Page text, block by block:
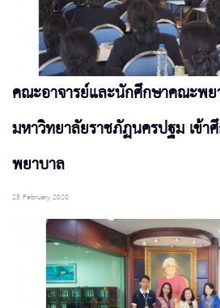
คณะอาจารย์และนักศึกษาคณะพ
มหาวิทยาลัยราชภัฏนครปฐม เข้า
พยาบาล
25 February 2020